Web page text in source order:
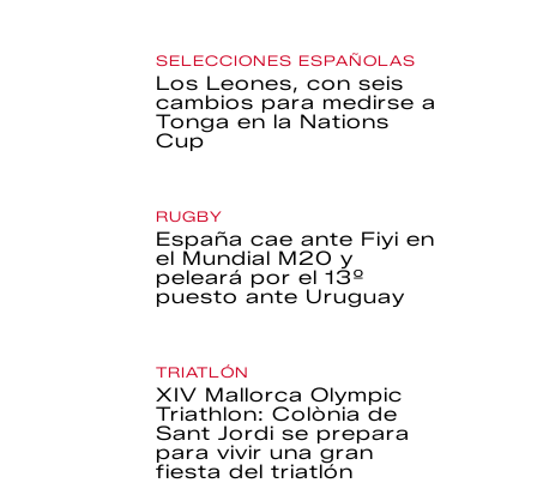
SELECCIONES ESPAÑOLAS
Los Leones, con seis
cambios para medirse a
Tonga en la Nations
Cup
RUGBY
España cae ante Fiyi en
el Mundial M20 y
peleará por el 13º
puesto ante Uruguay
TRIATLÓN
XIV Mallorca Olympic
Triathlon: Colònia de
Sant Jordi se prepara
para vivir una gran
fiesta del triatlón